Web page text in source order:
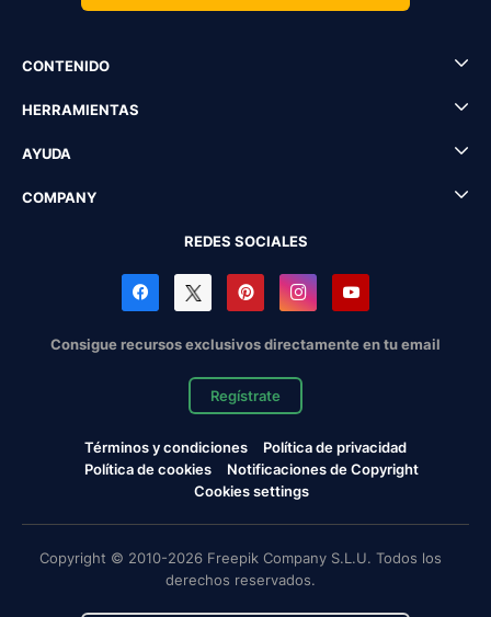
CONTENIDO
HERRAMIENTAS
AYUDA
COMPANY
REDES SOCIALES
Consigue recursos exclusivos directamente en tu email
Regístrate
Términos y condiciones
Política de privacidad
Política de cookies
Notificaciones de Copyright
Cookies settings
Copyright © 2010-2026 Freepik Company S.L.U. Todos los
derechos reservados.